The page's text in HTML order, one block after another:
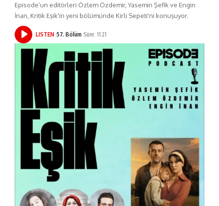
Episode’un editörleri Özlem Özdemir, Yasemin Şefik ve Engin
İnan, Kritik Eşik'in yeni bölümünde Kirli Sepeti'ni konuşuyor.
LISTEN 57. Bölüm Süre: 11:21